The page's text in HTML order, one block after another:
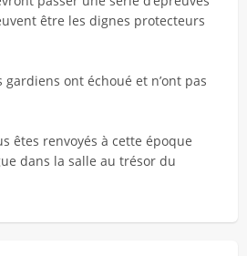
être les dignes protecteurs
ont échoué et n’ont pas
êtes renvoyés à cette époque
dans la salle au trésor du